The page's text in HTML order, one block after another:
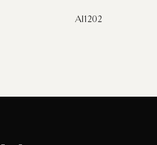
AI1202